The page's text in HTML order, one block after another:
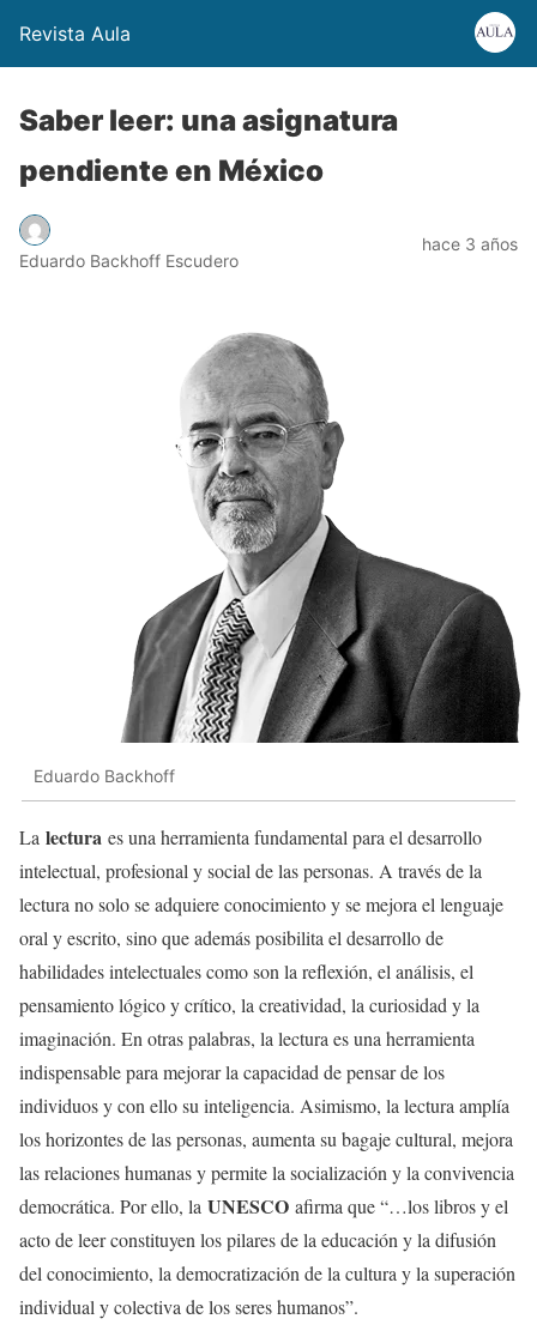
Revista Aula
Saber leer: una asignatura
pendiente en México
Eduardo Backhoff Escudero
hace 3 años
Eduardo Backhoff
La lectura es una herramienta fundamental para el desarrollo
intelectual, profesional y social de las personas. A través de la
lectura no solo se adquiere conocimiento y se mejora el lenguaje
oral y escrito, sino que además posibilita el desarrollo de
habilidades intelectuales como son la reflexión, el análisis, el
pensamiento lógico y crítico, la creatividad, la curiosidad y la
imaginación. En otras palabras, la lectura es una herramienta
indispensable para mejorar la capacidad de pensar de los
individuos y con ello su inteligencia. Asimismo, la lectura amplía
los horizontes de las personas, aumenta su bagaje cultural, mejora
las relaciones humanas y permite la socialización y la convivencia
democrática. Por ello, la UNESCO afirma que “…los libros y el
acto de leer constituyen los pilares de la educación y la difusión
del conocimiento, la democratización de la cultura y la superación
individual y colectiva de los seres humanos”.